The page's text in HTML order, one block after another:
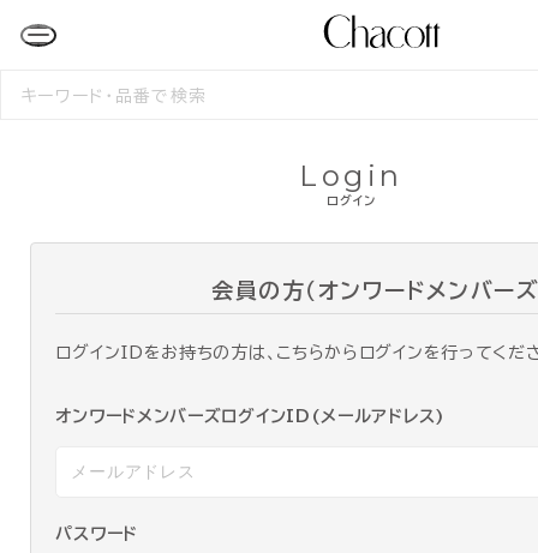
検
ログイン
Login
会員の方（オンワードメンバーズ
ログインIDをお持ちの方は、こちらからログインを行ってくだ
オンワードメンバーズログインID(メールアドレス)
パスワード